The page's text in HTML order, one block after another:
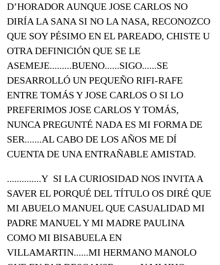
D’HORADOR AUNQUE JOSE CARLOS NO
DIRÍA LA SANA SI NO LA NASA, RECONOZCO
QUE SOY PÉSIMO EN EL PAREADO, CHISTE U
OTRA DEFINICIÓN QUE SE LE
ASEMEJE.........BUENO......SIGO......SE
DESARROLLÓ UN PEQUEÑO RIFI-RAFE
ENTRE TOMÁS Y JOSE CARLOS O SI LO
PREFERIMOS JOSE CARLOS Y TOMÁS,
NUNCA PREGUNTÉ NADA ES MI FORMA DE
SER.......AL CABO DE LOS AÑOS ME DÍ
CUENTA DE UNA ENTRAÑABLE AMISTAD.
..............Y SI LA CURIOSIDAD NOS INVITA A
SAVER EL PORQUÉ DEL TÍTULO OS DIRÉ QUE
MI ABUELO MANUEL QUE CASUALIDAD MI
PADRE MANUEL Y MI MADRE PAULINA
COMO MI BISABUELA EN
VILLAMARTIN......MI HERMANO MANOLO